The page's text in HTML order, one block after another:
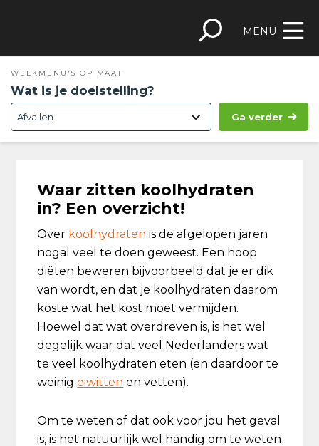
inhoud
sidebar
MENU
WEEKMENU'S OP MAAT
Wat is je doelstelling?
Ga verder
Waar zitten koolhydraten
in? Een overzicht!
Over koolhydraten is de afgelopen jaren
nogal veel te doen geweest. Een hoop
diëten beweren bijvoorbeeld dat je er dik
van wordt, en dat je koolhydraten daarom
koste wat het kost moet vermijden.
Hoewel dat wat overdreven is, is het wel
degelijk waar dat veel Nederlanders wat
te veel koolhydraten eten (en daardoor te
weinigeiwitten en vetten).
Om te weten of dat ook voor jou het geval
is, is het natuurlijk wel handig om te weten